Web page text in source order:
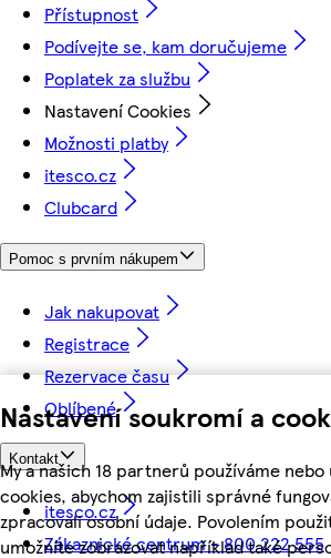
Nastavení soukromí a
My a našich 18 partnerů používáme
cookies, abychom zajistili správné
zpracovali osobní údaje. Povolením
umožníte zobrazovat například také
Přístupnost
Podívejte se, kam doručujeme
Poplatek za službu
Nastavení Cookies
Možnosti platby
itesco.cz
Clubcard
Pomoc s prvním nákupem
Jak nakupovat
Registrace
Rezervace času
Oblíbené
Kontakt
itesco.cz
Zákaznické centrum - 800 222 555